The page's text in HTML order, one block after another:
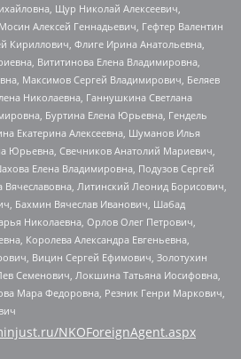
Щур Николай Алексеевич,
Алексей Геннадьевич, Гефтер Валентин
Кириллович, Флиге Ирина Анатольевна,
Вититинова Елена Владимировна,
Максимов Сергей Владимирович, Беляев
Николаевна, Ганнушкина Светлана
Буртина Елена Юрьевна, Гендель
Екатерина Алексеевна, Шуманов Илья
Юрьевна, Свечников Анатолий Мариевич,
Елена Владимировна, Подузов Сергей
Литинский Леонид Борисович,
Бахмин Вячеслав Иванович, Шабад
Николаевна, Орлов Олег Петрович,
Королева Александра Евгеньевна,
Вицин Сергей Ефимович, Золотухин
Семенович, Локшина Татьяна Иосифовна,
Мара Федоровна, Резник Генри Маркович,
NKOForeignAgent.aspx